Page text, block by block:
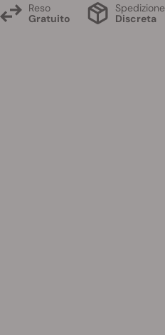
Reso
Gratuito
Spedizione
Discreta